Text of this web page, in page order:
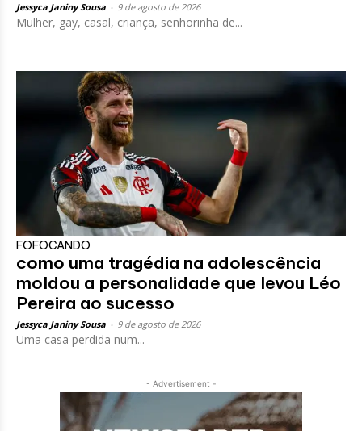
Jessyca Janiny Sousa 9 de agosto de 2026
Mulher, gay, casal, criança, senhorinha de...
FOFOCANDO
como uma tragédia na adolescência
moldou a personalidade que levou Léo
Pereira ao sucesso
Jessyca Janiny Sousa 9 de agosto de 2026
Uma casa perdida num...
- Advertisement -